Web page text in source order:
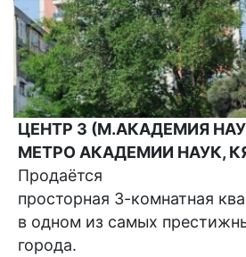
ЦЕНТР 3 (М.АКАДЕМИЯ
МЕТРО АКАДЕМИИ НАУК,
Продаётся
просторная 3-комнатная
в одном из самых
города.